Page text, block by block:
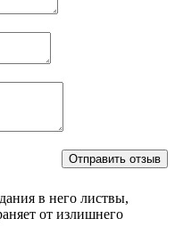
в него листвы,
от излишнего